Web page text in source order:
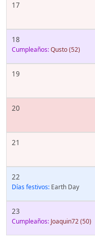
17
18
Cumpleaños:Qusto(52)
19
20
21
22
Días festivos: Earth Day
23
Cumpleaños: Joaquin72(50)